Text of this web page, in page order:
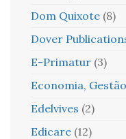
Dom Quixote (8)
Dover
E-Primatur (3)
Economia,
Edelvives (2)
Edicare (12)